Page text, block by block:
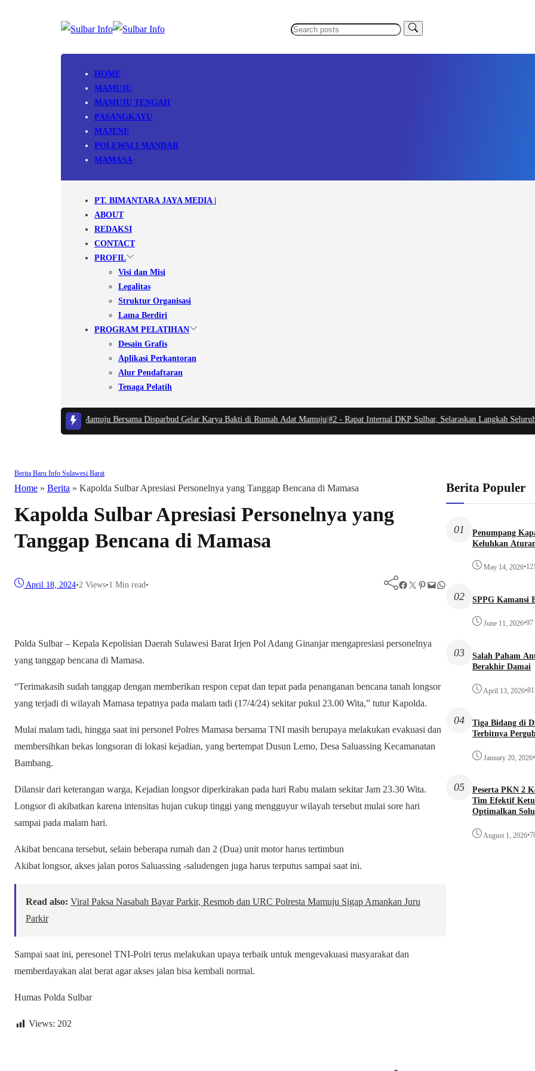
HOME
MAMUJU
MAMUJU TENGAH
PASANGKAYU
MAJENE
POLEWALI MANDAR
MAMASA
PT. BIMANTARA JAYA MEDIA |
ABOUT
REDAKSI
CONTACT
PROFIL
Visi dan Misi
Legalitas
Struktur Organisasi
Lama Berdiri
PROGRAM PELATIHAN
Desain Grafis
Aplikasi Perkantoran
Alur Pendaftaran
Tenaga Pelatih
Kodim 1418/Mamuju Bersama Disparbud Gelar Karya Bakti di Rumah Adat Mamuju|#2 -Rapat Internal DKP Sulbar, Selaraskan Langkah Seluruh
Berita Baru Info Sulawesi Barat
Home » Berita » Kapolda Sulbar Apresiasi Personelnya yang Tanggap Bencana di Mamasa
Kapolda Sulbar Apresiasi Personelnya yang
Tanggap Bencana di Mamasa
April 18, 2024•2 Views•1 Min read• Facebook Twitter Pinterest Mail WhatsApp
Polda Sulbar – Kepala Kepolisian Daerah Sulawesi Barat Irjen Pol Adang Ginanjar mengapresiasi personelnya
yang tanggap bencana di Mamasa.
“Terimakasih sudah tanggap dengan memberikan respon cepat dan tepat pada penanganan bencana tanah longsor
yang terjadi di wilayah Mamasa tepatnya pada malam tadi (17/4/24) sekitar pukul 23.00 Wita,” tutur Kapolda.
Mulai malam tadi, hingga saat ini personel Polres Mamasa bersama TNI masih berupaya melakukan evakuasi dan
membersihkan bekas longsoran di lokasi kejadian, yang bertempat Dusun Lemo, Desa Saluassing Kecamanatan
Bambang.
Dilansir dari keterangan warga, Kejadian longsor diperkirakan pada hari Rabu malam sekitar Jam 23.30 Wita.
Longsor di akibatkan karena intensitas hujan cukup tinggi yang mengguyur wilayah tersebut mulai sore hari
sampai pada malam hari.
Akibat bencana tersebut, selain beberapa rumah dan 2 (Dua) unit motor harus tertimbun
Akibat longsor, akses jalan poros Saluassing -saludengen juga harus terputus sampai saat ini.
Read also: Viral Paksa Nasabah Bayar Parkir, Resmob dan URC Polresta Mamuju Sigap Amankan Juru
Parkir
Sampai saat ini, peresonel TNI-Polri terus melakukan upaya terbaik untuk mengevakuasi masyarakat dan
memberdayakan alat berat agar akses jalan bisa kembali normal.
Humas Polda Sulbar
Views: 202
Berita Populer
01
Penumpang
Keluhkan
May 14, 2026•
02 SPPG Kamansi
June 11, 2026•97
03
Salah Paham
Berakhir Damai
April 13, 2026•
04
Tiga Bidang di
Terbitnya
January 20, 2026•
05
Peserta PKN 2
Tim Efektif
Optimalkan
August 1, 2026•